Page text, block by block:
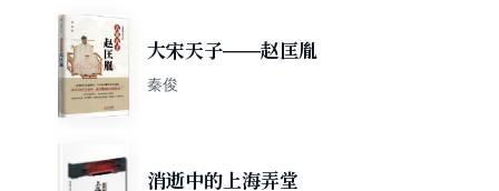
大宋天子——赵匡胤
秦俊
消逝中的上海弄堂